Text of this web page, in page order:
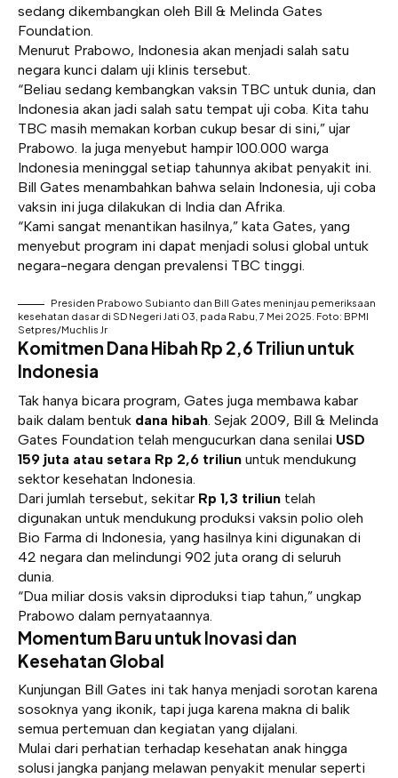
sedang dikembangkan oleh Bill & Melinda Gates
Foundation.
Menurut Prabowo, Indonesia akan menjadi salah satu
negara kunci dalam uji klinis tersebut.
“Beliau sedang kembangkan vaksin TBC untuk dunia, dan
Indonesia akan jadi salah satu tempat uji coba. Kita tahu
TBC masih memakan korban cukup besar di sini,” ujar
Prabowo. Ia juga menyebut hampir 100.000 warga
Indonesia meninggal setiap tahunnya akibat penyakit ini.
Bill Gates menambahkan bahwa selain Indonesia, uji coba
vaksin ini juga dilakukan di India dan Afrika.
“Kami sangat menantikan hasilnya,” kata Gates, yang
menyebut program ini dapat menjadi solusi global untuk
negara-negara dengan prevalensi TBC tinggi.
Presiden Prabowo Subianto dan Bill Gates meninjau pemeriksaan
kesehatan dasar di SD Negeri Jati 03, pada Rabu, 7 Mei 2025. Foto: BPMI
Setpres/Muchlis Jr
Komitmen Dana Hibah Rp 2,6 Triliun untuk
Indonesia
Tak hanya bicara program, Gates juga membawa kabar
baik dalam bentuk dana hibah . Sejak 2009, Bill & Melinda
Gates Foundation telah mengucurkan dana senilai USD
159 juta atau setara Rp 2,6 triliun untuk mendukung
sektor kesehatan Indonesia.
Dari jumlah tersebut, sekitar Rp 1,3 triliun telah
digunakan untuk mendukung produksi vaksin polio oleh
Bio Farma di Indonesia, yang hasilnya kini digunakan di
42 negara dan melindungi 902 juta orang di seluruh
dunia.
“Dua miliar dosis vaksin diproduksi tiap tahun,” ungkap
Prabowo dalam pernyataannya.
Momentum Baru untuk Inovasi dan
Kesehatan Global
Kunjungan Bill Gates ini tak hanya menjadi sorotan karena
sosoknya yang ikonik, tapi juga karena makna di balik
semua pertemuan dan kegiatan yang dijalani.
Mulai dari perhatian terhadap kesehatan anak hingga
solusi jangka panjang melawan penyakit menular seperti